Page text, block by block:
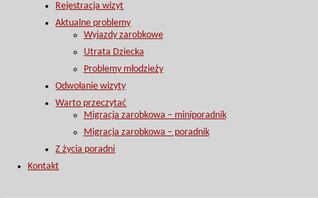
Rejestracja wizyt
Aktualne problemy
Wyjazdy zarobkowe
Utrata Dziecka
Problemy młodzieży
Odwołanie wizyty
Warto przeczytać
Migracja zarobkowa – miniporadnik
Migracja zarobkowa – poradnik
Z życia poradni
Kontakt